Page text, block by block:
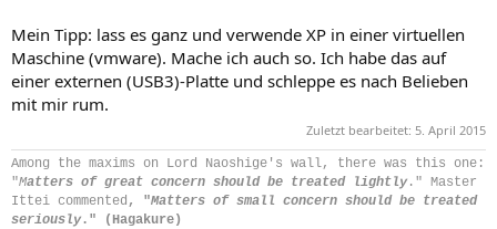
Mein Tipp: lass es ganz und verwende XP in einer virtuellen
Maschine (vmware). Mache ich auch so. Ich habe das auf
einer externen (USB3)-Platte und schleppe es nach Belieben
mit mir rum.
Zuletzt bearbeitet: 5. April 2015
Among the maxims on Lord Naoshige's wall, there was this one:
"Matters of great concern should be treated lightly ." Master
Ittei commented , "Matters of small concern should be treated
seriously." (Hagakure)